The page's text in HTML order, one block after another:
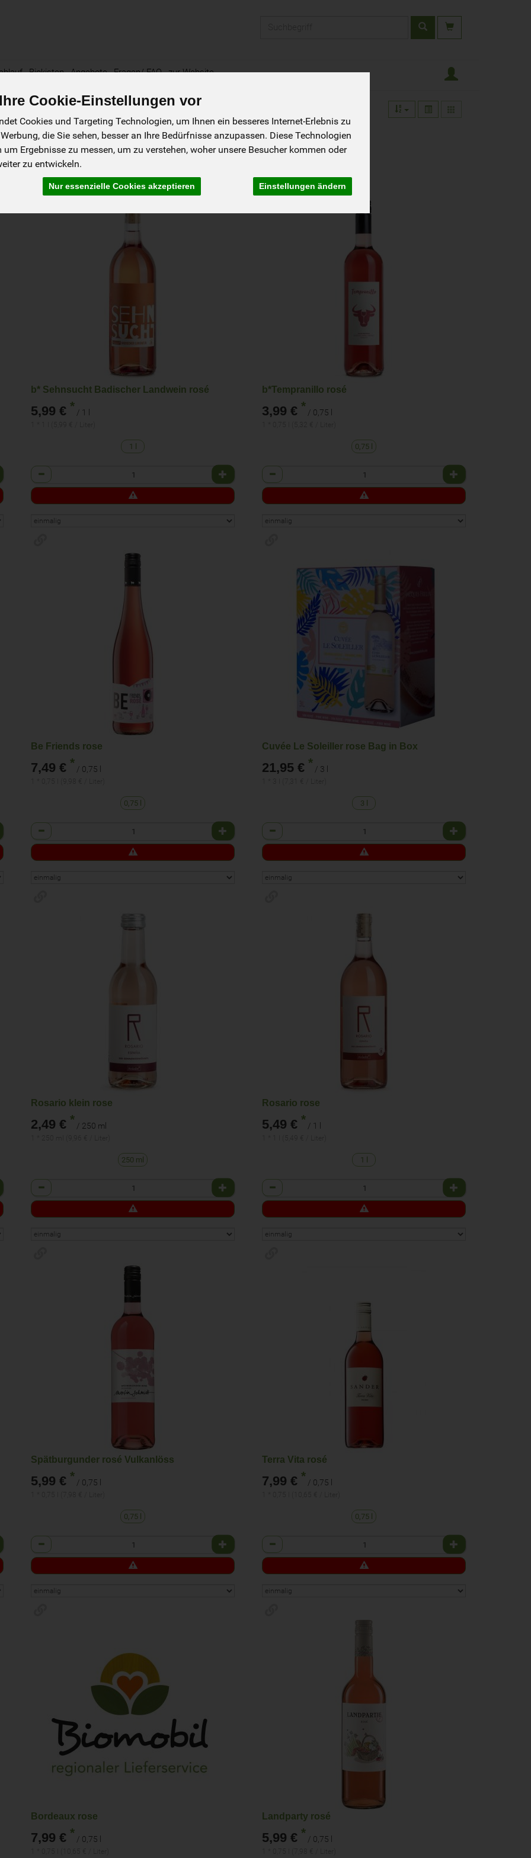
Cookie-Einstellungen vor
Cookies und Targeting Technologien, um Ihnen ein besseres Internet-Erlebnis zu
die Sie sehen, besser an Ihre Bedürfnisse anzupassen. Diese Technologien
Ergebnisse zu messen, um zu verstehen, woher unsere Besucher kommen oder
zu entwickeln.
Nur essenzielle Cookies akzeptieren Einstellungen ändern
Biokisten Angebote Fragen/ FAQ zur Website
b* Sehnsucht Badischer Landwein rosé
5,99 € * / 1 l
1 l
Anzahl
b*Tempranillo rosé
3,99 € * / 0,75 l
0,75 l
Anzahl
Be Friends rose
7,49 € * / 0,75 l
0,75 l
Anzahl
Cuvée Le Soleiller rose Bag in Box
21,95 € * / 3 l
3 l
Anzahl
Rosario klein rose
2,49 € * / 250 ml
250 ml
Anzahl
Rosario rose
5,49 € * / 1 l
1 l
Anzahl
Spätburgunder rosé Vulkanlöss
5,99 € * / 0,75 l
0,75 l
Anzahl
Terra Vita rosé
7,99 € * / 0,75 l
0,75 l
Anzahl
Bordeaux rose
7,99 € * / 0,75 l
Landparty rosé
5,99 € * / 0,75 l